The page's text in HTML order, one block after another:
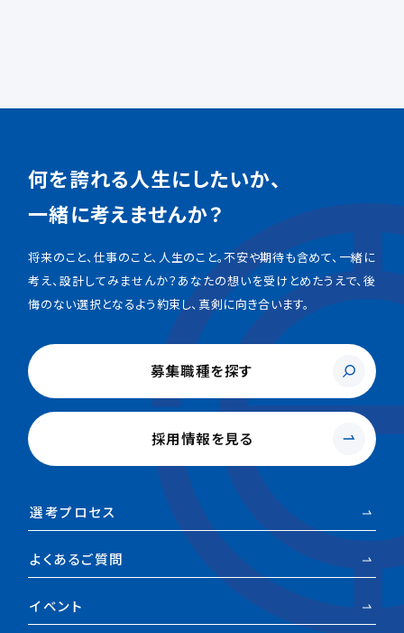
何を誇れる人生にしたいか、
一緒に考えませんか？
将来のこと、仕事のこと、人生のこと。不安や期待も含めて、一緒に
考え、設計してみませんか？あなたの想いを受けとめたうえで、後
悔のない選択となるよう約束し、真剣に向き合います。
募集職種を探す
採用情報を見る
選考プロセス
よくあるご質問
イベント